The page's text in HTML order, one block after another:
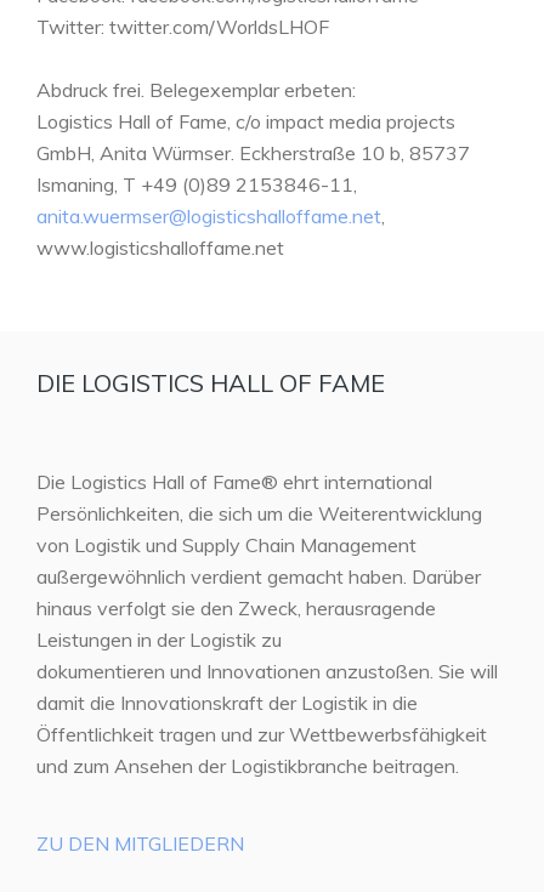
Twitter: twitter.com/WorldsLHOF
Abdruck frei. Belegexemplar erbeten:
Logistics Hall of Fame, c/o impact media projects
GmbH, Anita Würmser. Eckherstraße 10 b, 85737
Ismaning, T +49 (0)89 2153846-11,
anita.wuermser@logisticshalloffame.net,
www.logisticshalloffame.net
DIE LOGISTICS HALL OF FAME
Die Logistics Hall of Fame® ehrt international
Persönlichkeiten, die sich um die Weiterentwicklung
von Logistik und Supply Chain Management
außergewöhnlich verdient gemacht haben. Darüber
hinaus verfolgt sie den Zweck, herausragende
Leistungen in der Logistik zu
dokumentieren und Innovationen anzustoßen. Sie will
damit die Innovationskraft der Logistik in die
Öffentlichkeit tragen und zur Wettbewerbsfähigkeit
und zum Ansehen der Logistikbranche beitragen.
ZU DEN MITGLIEDERN